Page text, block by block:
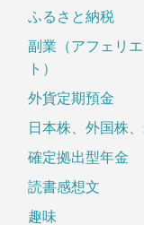
ふるさと納税
副業（アフェリ
ト）
外貨定期預金
日本株、外国株
確定拠出型年金
読書感想文
趣味